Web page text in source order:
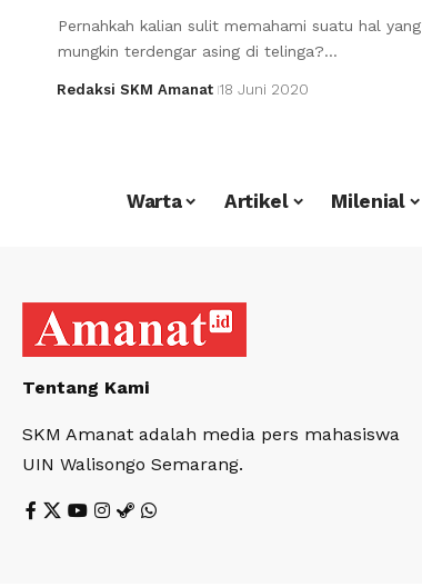
Pernahkah kalian sulit memahami suatu hal yang
mungkin terdengar asing di telinga?…
Redaksi SKM Amanat 18 Juni 2020
Warta Artikel Milenial
Tentang Kami
SKM Amanat adalah media pers mahasiswa
UIN Walisongo Semarang.